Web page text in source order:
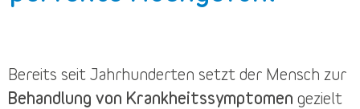
Bereits seit Jahrhunderten setzt der Mensch zur
Behandlung von Krankheitssymptomen gezielt